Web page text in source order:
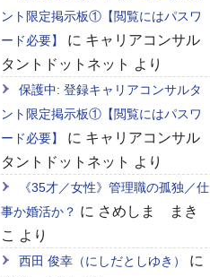
ント限定掲示板①【閲覧にはパスワ
ード必要】
に キャリアコンサル
タントドットネット より
保護中: 登録キャリアコンサルタ
ント限定掲示板①【閲覧にはパスワ
ード必要】
に キャリアコンサル
タントドットネット より
《35才／女性》管理職の孤独／仕
事か婚活か？ に さめしま まき
こ より
西田 俊幸（にしだとしゆき）
に